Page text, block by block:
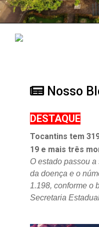
Nosso
DESTAQUE
Tocantins tem
19 e mais três
O estado passou
da doença e o
1.198, conforme o
Secretaria